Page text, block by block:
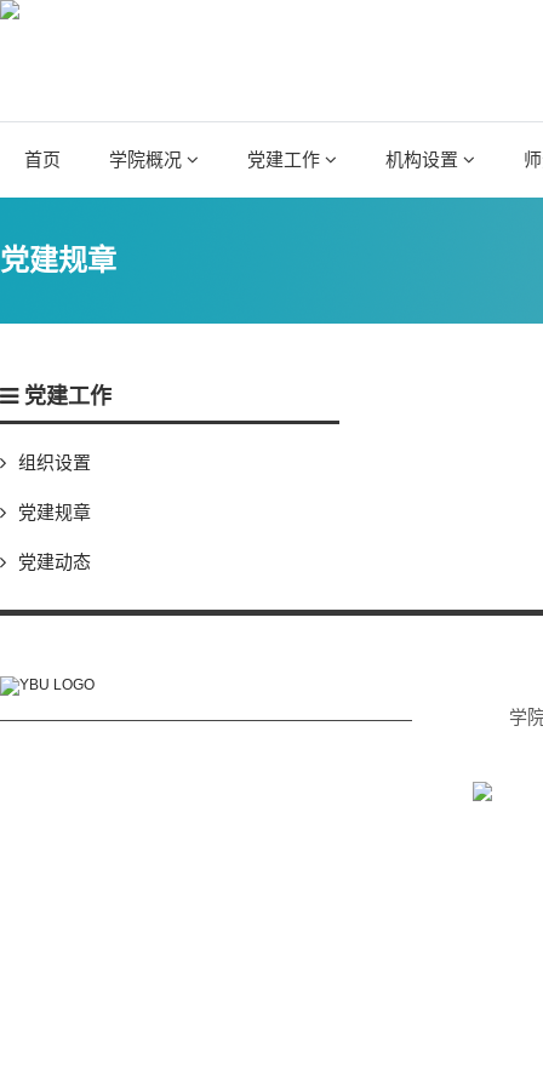
首页 学院概况 党建工作 机构设置
党建规章
党建工作
组织设置
党建规章
党建动态
学